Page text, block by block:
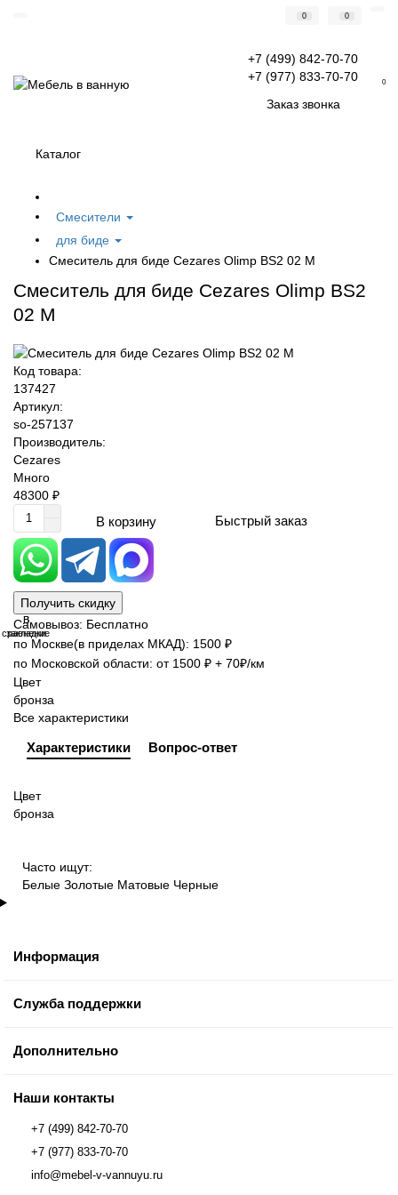
0 0
+7 (499) 842-70-70
+7 (977) 833-70-70
Заказ звонка
0
Каталог
Смесители
для биде
Смеситель для биде Cezares Olimp BS2 02 M
Смеситель для биде Cezares Olimp BS2
02 M
Код товара:
137427
Артикул:
so-257137
Производитель:
Cezares
Много
48300 ₽
В корзину Быстрый заказ
Получить скидку
В
закладки
В
сравнение
Самовывоз: Бесплатно
по Москве(в приделах МКАД): 1500 ₽
по Московской области: от 1500 ₽ + 70₽/км
Цвет
бронза
Все характеристики
Характеристики Вопрос-ответ
Цвет
бронза
Часто ищут:
Белые Золотые Матовые Черные
Информация
Служба поддержки
Дополнительно
Наши контакты
+7 (499) 842-70-70
+7 (977) 833-70-70
info@mebel-v-vannuyu.ru